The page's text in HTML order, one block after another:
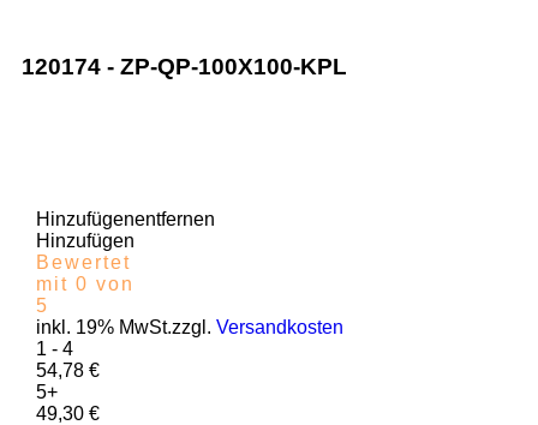
120174 - ZP-QP-100X100-KPL
Hinzufügenentfernen
Hinzufügen
Bewertet
mit 0 von
5
inkl. 19% MwSt.zzgl. Versandkosten
1 - 4
54,78 €
5+
49,30 €